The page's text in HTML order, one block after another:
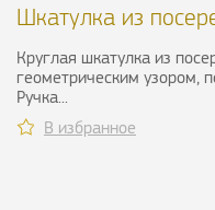
Шкатулка из
Круглая шкатулка из
геометрическим узором,
Ручка...
В избранное